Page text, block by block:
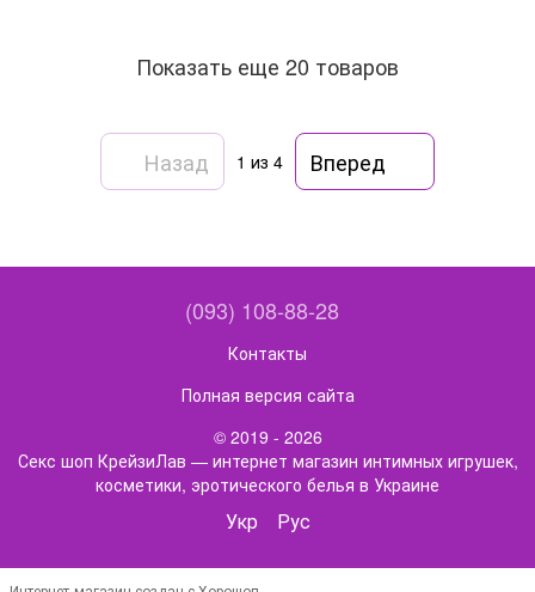
Показать еще 20 товаров
Назад 1 из 4 Вперед
(093) 108-88-28
Контакты
Полная версия сайта
© 2019 - 2026
Секс шоп КрейзиЛав — интернет магазин интимных игрушек,
косметики, эротического белья в Украине
Укр Рус